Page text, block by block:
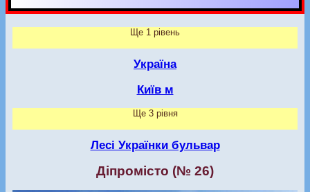
Ще 1 рівень
Україна
Київ м
Ще 3 рівня
Лесі Українки бульвар
Діпромісто (№ 26)